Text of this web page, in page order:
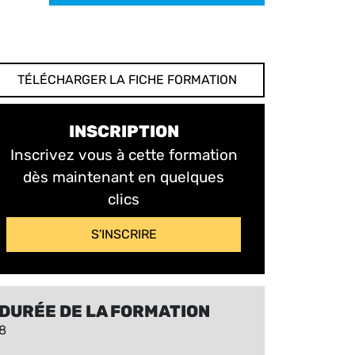
TÉLÉCHARGER LA FICHE FORMATION
INSCRIPTION
Inscrivez vous à cette formation
dès maintenant en quelques
clics
S'INSCRIRE
DURÉE DE LA FORMATION
8